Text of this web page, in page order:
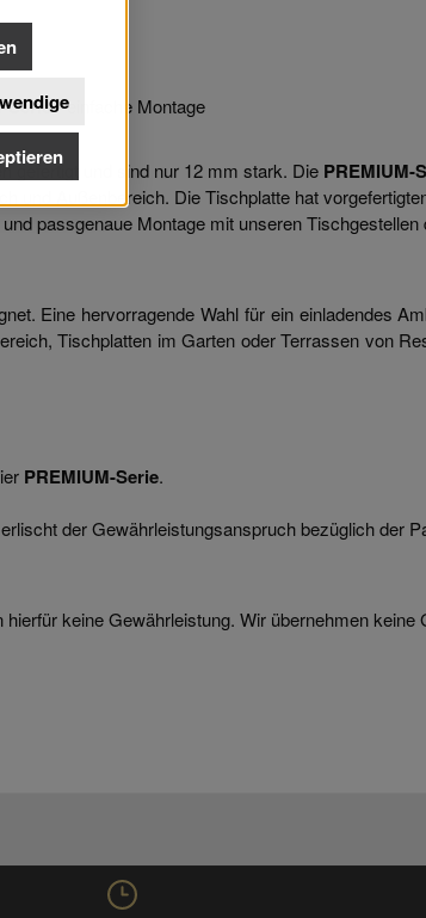
Serie- einfache Montage
gefertigt und sind nur 12 mm stark. Die PREMIUM-
und Außenbereich. Die Tischplatte hat
passgenaue Montage mit unseren Tischgestellen
Eine hervorragende Wahl für ein einladendes
Tischplatten im Garten oder Terrassen von
PREMIUM-Serie.
der Gewährleistungsanspruch bezüglich der
keine Gewährleistung. Wir übernehmen keine